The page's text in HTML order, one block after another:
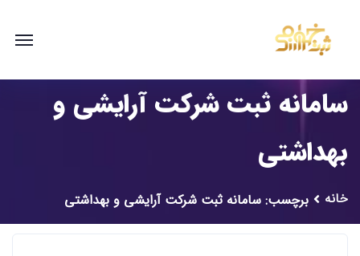
سامانه ثبت شرکت آرایشی و
بهداشتی
خانه برچسب: سامانه ثبت شرکت آرایشی و بهداشتی